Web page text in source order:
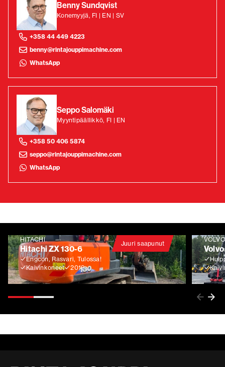
Benny Sundqvist
Konemyyjä, FI | EN | SV
+358 44 449 4223
benny@rintajouppimachine.com
WhatsApp
Seppo Salomäki
Myyntipäällikkö, FI | EN
+358 50 406 5874
seppo@rintajouppimachine.com
WhatsApp
Juuri saapunut
HITACHI
Hitachi ZX 130-6
Engcon, Rasvari, Tulossa!
Kaivinkoneet
2019
VOLVO
Volvo